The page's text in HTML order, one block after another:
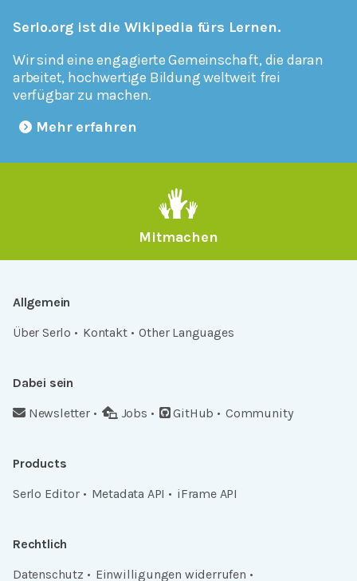
Serlo.org ist die Wikipedia fürs Lernen.
Wir sind eine engagierte Gemeinschaft, die daran
arbeitet, hochwertige Bildung weltweit frei
verfügbar zu machen.
Mehr erfahren
Mitmachen
Allgemein
Über Serlo
Kontakt Other Languages
Dabei sein
Newsletter
Jobs GitHub Community
Products
Serlo Editor
Metadata API iFrame API
Rechtlich
Datenschutz
Einwilligungen widerrufen